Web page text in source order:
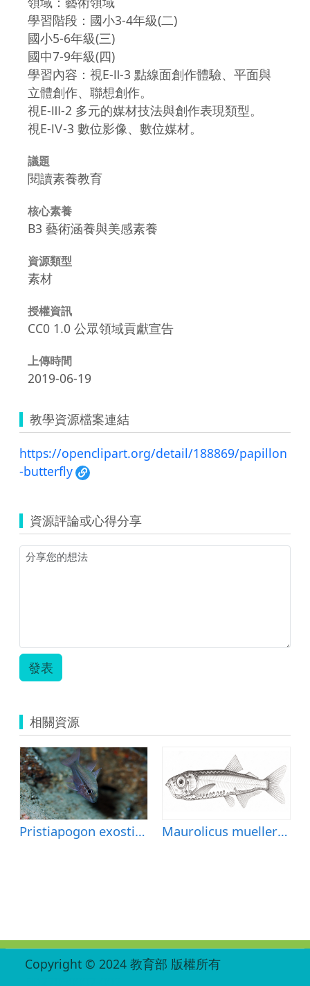
學習階段：國小3-4年級(二)
國小5-6年級(三)
國中7-9年級(四)
學習內容：視E-Ⅱ-3 點線面創作體驗、平面與
立體創作、聯想創作。
視E-Ⅲ-2 多元的媒材技法與創作表現類型。
視E-Ⅳ-3 數位影像、數位媒材。
議題
閱讀素養教育
核心素養
B3 藝術涵養與美感素養
資源類型
素材
授權資訊
CC0 1.0 公眾領域貢獻宣告
上傳時間
2019-06-19
教學資源檔案連結
https://openclipart.org/detail/188869/papillon
-butterfly
資源評論或心得分享
發表
相關資源
Pristiapogon exostigma (單線鋸天竺鯛) Maurolicus muelleri (穆氏暗光魚)
Copyright © 2024 教育部 版權所有